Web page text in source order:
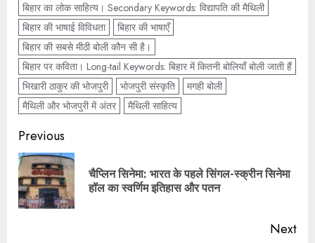
बिहार का लोक साहित्य। Secondary Keywords: विद्यापति की मैथिली
बिहार की भाषाई विविधता
बिहार की भाषाएँ
बिहार की सबसे मीठी बोली कौन सी है।
बिहार पर कविता। Long-tail Keywords: बिहार में कितनी बोलियाँ बोली जाती हैं
भिखारी ठाकुर की भोजपुरी
भोजपुरी संस्कृति
मगही बोली
मैथिली और भोजपुरी में अंतर
मैथिली साहित्य
Previous
चैप्लिन सिनेमा: भारत के पहले सिंगल-स्क्रीन सिनेमा
हॉल का स्वर्णिम इतिहास और पतन
Next